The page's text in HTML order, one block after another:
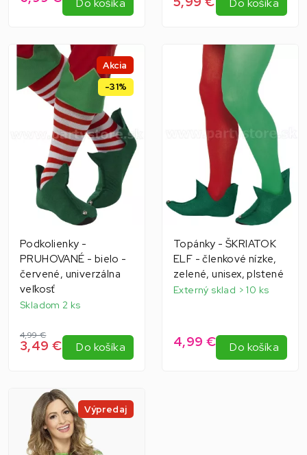
Do košíka Do košíka
Akcia
-31%
Podkolienky -
PRUHOVANÉ - bielo -
červené, univerzálna
veľkosť
Skladom 2 ks
4,99 €
3,49 € Do košíka
Topánky - ŠKRIATOK
ELF - členkové nízke,
zelené, unisex, plstené
Externý sklad > 10 ks
4,99 € Do košíka
Výpredaj